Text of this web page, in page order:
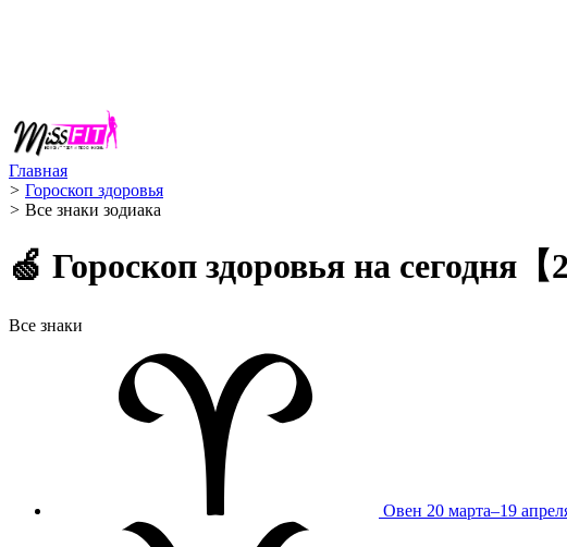
Главная
> Гороскоп здоровья
> Все знаки зодиака
🍏 Гороскоп здоровья на сегодня
Все знаки
Овен 20 марта–19